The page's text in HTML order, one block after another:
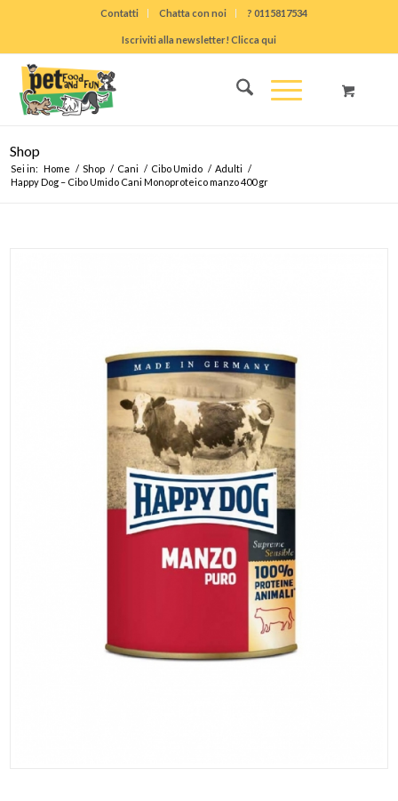
Contatti Chatta con noi ? 0115817534
Iscriviti alla newsletter! Clicca qui
Shop
Sei in: Home / Shop / Cani / Cibo Umido / Adulti /
Happy Dog – Cibo Umido Cani Monoproteico manzo 400 gr